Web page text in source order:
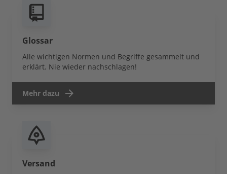
Glossar
Alle wichtigen Normen und Begriffe gesammelt und
erklärt. Nie wieder nachschlagen!
Mehr dazu
Versand